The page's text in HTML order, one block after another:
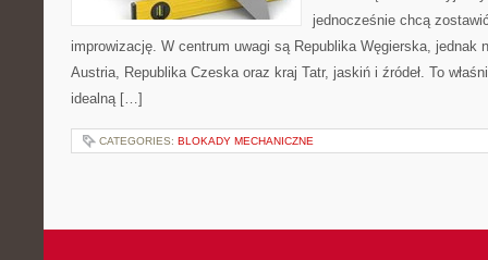
jednocześnie chcą
improwizację. W centrum uwagi są Republika Węgierska, jednak
Austria, Republika Czeska oraz kraj Tatr, jaskiń i źródeł. To
idealną […]
CATEGORIES: BLOKADY MECHANICZNE